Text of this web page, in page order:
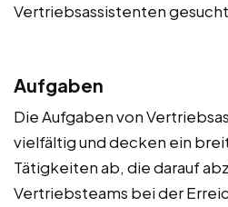
Vertriebsassistenten
Aufgaben
Die Aufgaben von
vielfältig und decken ein
Tätigkeiten ab, die darauf
Vertriebsteams bei der